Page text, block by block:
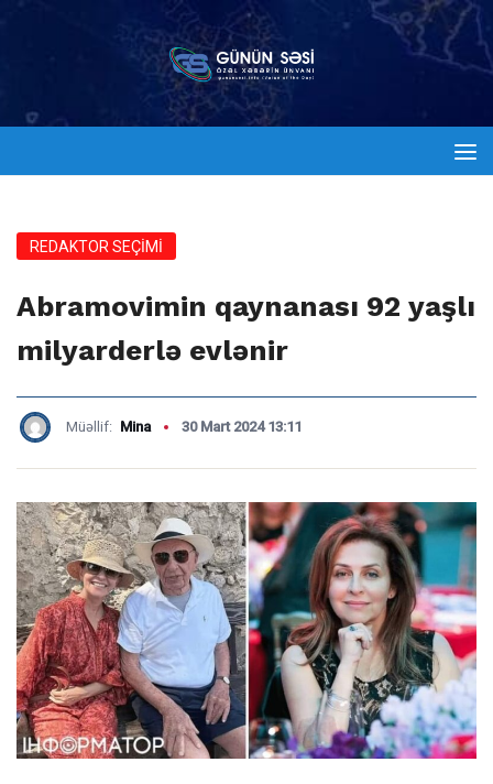
REDAKTOR SEÇİMİ
Abramovimin qaynanası 92 yaşlı
milyarderlə evlənir
Müəllif: Mina 30 Mart 2024 13:11